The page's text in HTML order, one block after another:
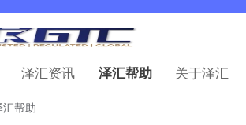
泽汇资讯 泽汇帮助 关于泽汇
汇帮助